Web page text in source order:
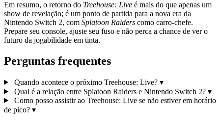
Em resumo, o retorno do Treehouse: Live é mais do que apenas um
show de revelação; é um ponto de partida para a nova era da
Nintendo Switch 2, com Splatoon Raiders como carro-chefe.
Prepare seu console, ajuste seu fuso e não perca a chance de ver o
futuro da jogabilidade em tinta.
Perguntas frequentes
Quando acontece o próximo Treehouse: Live? ▾
Qual é a relação entre Splatoon Raiders e Nintendo Switch 2? ▾
Como posso assistir ao Treehouse: Live se não estiver em horário
de pico? ▾